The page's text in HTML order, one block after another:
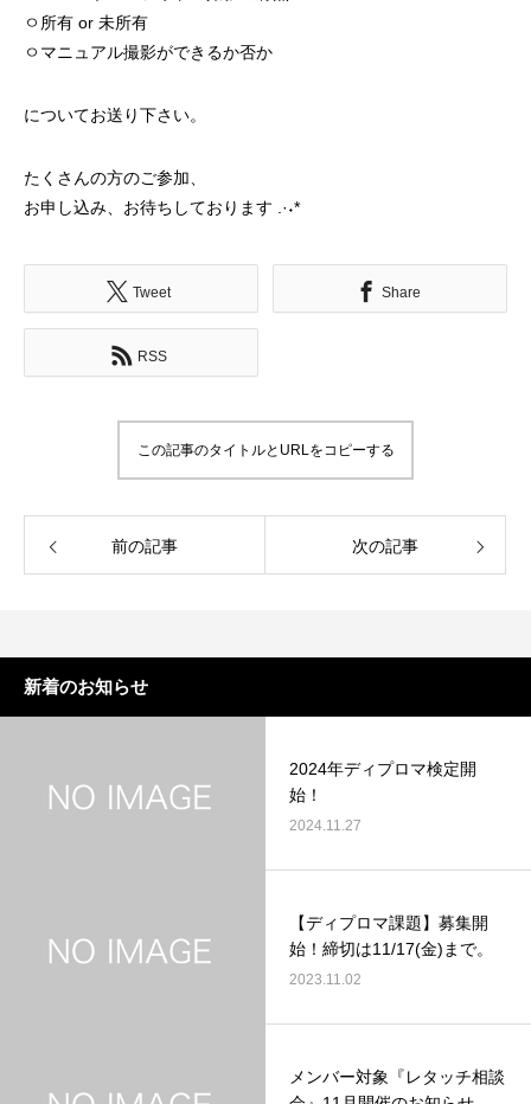
ㅇ所有 or 未所有
ㅇマニュアル撮影ができるか否か
についてお送り下さい。
たくさんの方のご参加、
お申し込み、お待ちしております .·˖*
Tweet Share
RSS
この記事のタイトルとURLをコピーする
前の記事 次の記事
新着のお知らせ
2024年ディプロマ検定開
始！
2024.11.27
【ディプロマ課題】募集開
始！締切は11/17(金)まで。
2023.11.02
メンバー対象『レタッチ相談